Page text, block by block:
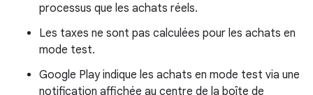
processus que les achats réels.
Les taxes ne sont pas calculées pour les achats en
mode test.
Google Play indique les achats en mode test via une
notification affichée au centre de la boîte de